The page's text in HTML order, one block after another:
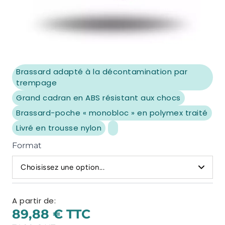
Brassard adapté à la décontamination par
trempage
Grand cadran en ABS résistant aux chocs
Brassard-poche « monobloc » en polymex traité
Livré en trousse nylon
Format
Choisissez une option...
A partir de:
89,88 €